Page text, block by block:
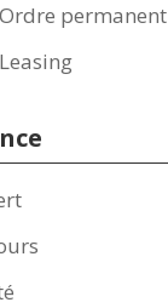
permanent